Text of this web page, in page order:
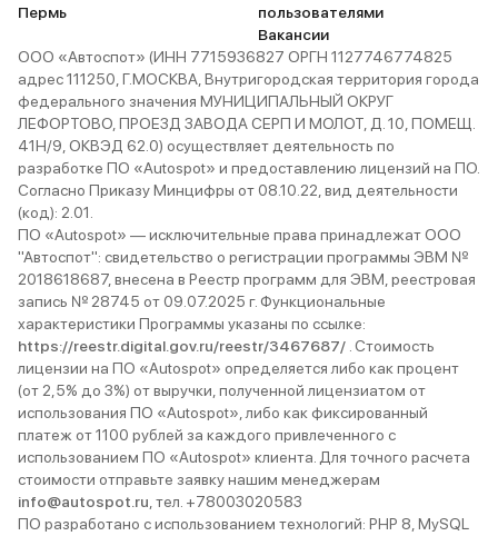
Пермь
пользователями
Вакансии
ООО «Автоспот» (ИНН 7715936827 ОРГН 1127746774825
адрес 111250, Г.МОСКВА, Внутригородская территория города
федерального значения МУНИЦИПАЛЬНЫЙ ОКРУГ
ЛЕФОРТОВО, ПРОЕЗД ЗАВОДА СЕРП И МОЛОТ, Д. 10, ПОМЕЩ.
41Н/9, ОКВЭД 62.0) осуществляет деятельность по
разработке ПО «Autospot» и предоставлению лицензий на ПО.
Согласно Приказу Минцифры от 08.10.22, вид деятельности
(код): 2.01.
ПО «Autospot» — исключительные права принадлежат ООО
"Автоспот": свидетельство о регистрации программы ЭВМ №
2018618687, внесена в Реестр программ для ЭВМ, реестровая
запись № 28745 от 09.07.2025 г. Функциональные
характеристики Программы указаны по ссылке:
https://reestr.digital.gov.ru/reestr/3467687/ . Стоимость
лицензии на ПО «Autospot» определяется либо как процент
(от 2,5% до 3%) от выручки, полученной лицензиатом от
использования ПО «Autospot», либо как фиксированный
платеж от 1100 рублей за каждого привлеченного с
использованием ПО «Autospot» клиента. Для точного расчета
стоимости отправьте заявку нашим менеджерам
info@autospot.ru , тел. +78003020583
ПО разработано с использованием технологий: PHP 8, MySQL